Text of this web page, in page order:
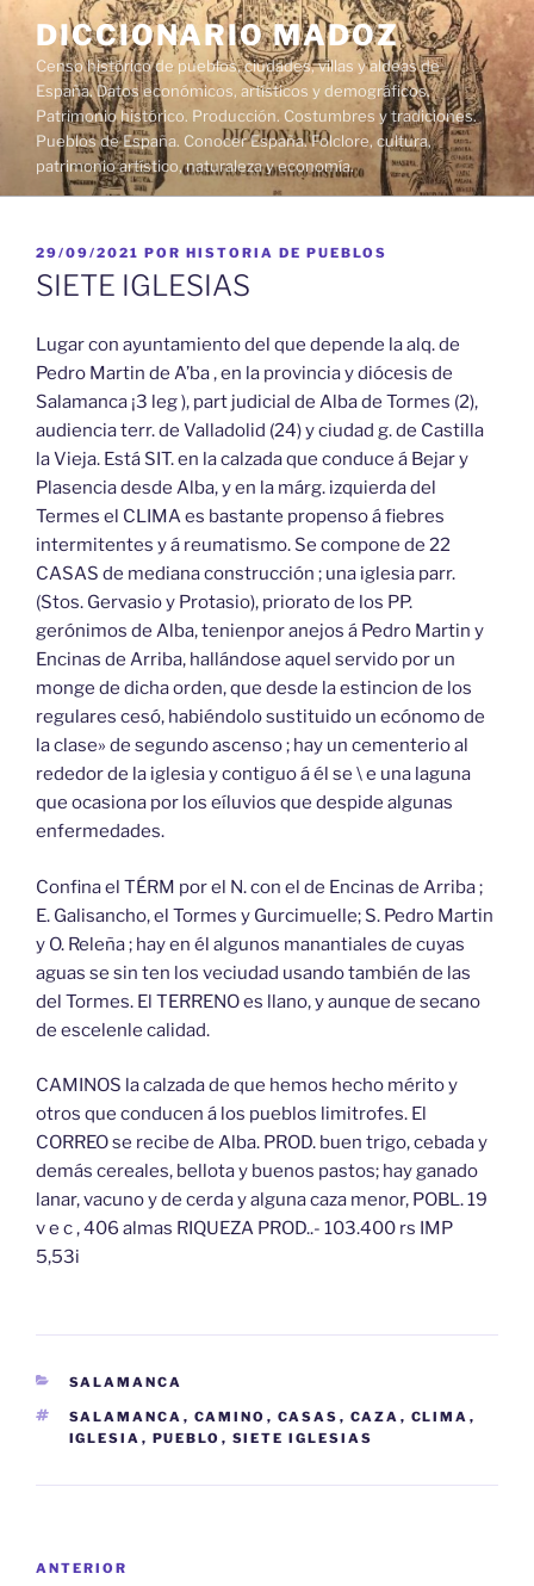
contenido
DICCIONARIO MADOZ
Censo histórico de pueblos, ciudades, villas y aldeas de
España. Datos económicos, artísticos y demográficos.
Patrimonio histórico. Producción. Costumbres y tradiciones.
Pueblos de España. Conocer España. Folclore, cultura,
patrimonio artístico, naturaleza y economía.
PUBLICADO
EL
29/09/2021 POR HISTORIA DE PUEBLOS
SIETE IGLESIAS
Lugar con ayuntamiento del que depende la alq. de
Pedro Martin de A’ba , en la provincia y diócesis de
Salamanca ¡3 leg ), part judicial de Alba de Tormes (2),
audiencia terr. de Valladolid (24) y ciudad g. de Castilla
la Vieja. Está SIT. en la calzada que conduce á Bejar y
Plasencia desde Alba, y en la márg. izquierda del
Termes el CLIMA es bastante propenso á fiebres
intermitentes y á reumatismo. Se compone de 22
CASAS de mediana construcción ; una iglesia parr.
(Stos. Gervasio y Protasio), priorato de los PP.
gerónimos de Alba, tenienpor anejos á Pedro Martin y
Encinas de Arriba, hallándose aquel servido por un
monge de dicha orden, que desde la estincion de los
regulares cesó, habiéndolo sustituido un ecónomo de
la clase» de segundo ascenso ; hay un cementerio al
rededor de la iglesia y contiguo á él se \ e una laguna
que ocasiona por los eíluvios que despide algunas
enfermedades.
Confina el TÉRM por el N. con el de Encinas de Arriba ;
E. Galisancho, el Tormes y Gurcimuelle; S. Pedro Martin
y O. Releña ; hay en él algunos manantiales de cuyas
aguas se sin ten los veciudad usando también de las
del Tormes. El TERRENO es llano, y aunque de secano
de escelenle calidad.
CAMINOS la calzada de que hemos hecho mérito y
otros que conducen á los pueblos limitrofes. El
CORREO se recibe de Alba. PROD. buen trigo, cebada y
demás cereales, bellota y buenos pastos; hay ganado
lanar, vacuno y de cerda y alguna caza menor, POBL. 19
v e c , 406 almas RIQUEZA PROD..- 103.400 rs IMP
5,53i
CATEGORÍAS
SALAMANCA
ETIQUETAS
SALAMANCA , CAMINO , CASAS , CAZA , CLIMA ,
IGLESIA , PUEBLO , SIETE IGLESIAS
Entrada
ANTERIOR